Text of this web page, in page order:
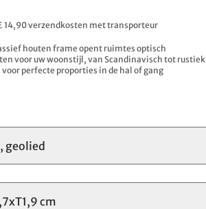
14,90 verzendkosten met transporteur
houten frame opent ruimtes optisch
voor uw woonstijl, van Scandinavisch tot rustiek
voor perfecte proporties in de hal of gang
geolied
cm